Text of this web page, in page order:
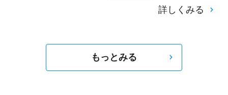
詳しくみる
もっとみる